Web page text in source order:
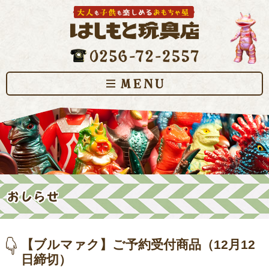
【ブルマァク】ご予約受付商品（12月12
日締切）